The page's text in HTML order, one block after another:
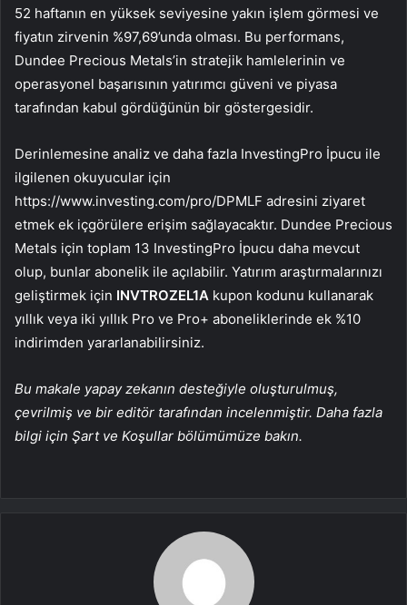
52 haftanın en yüksek seviyesine yakın işlem görmesi ve
fiyatın zirvenin %97,69’unda olması. Bu performans,
Dundee Precious Metals’in stratejik hamlelerinin ve
operasyonel başarısının yatırımcı güveni ve piyasa
tarafından kabul gördüğünün bir göstergesidir.
Derinlemesine analiz ve daha fazla InvestingPro İpucu ile
ilgilenen okuyucular için
https://www.investing.com/pro/DPMLF adresini ziyaret
etmek ek içgörülere erişim sağlayacaktır. Dundee Precious
Metals için toplam 13 InvestingPro İpucu daha mevcut
olup, bunlar abonelik ile açılabilir. Yatırım araştırmalarınızı
geliştirmek için INVTROZEL1A kupon kodunu kullanarak
yıllık veya iki yıllık Pro ve Pro+ aboneliklerinde ek %10
indirimden yararlanabilirsiniz.
Bu makale yapay zekanın desteğiyle oluşturulmuş,
çevrilmiş ve bir editör tarafından incelenmiştir. Daha fazla
bilgi için Şart ve Koşullar bölümümüze bakın.